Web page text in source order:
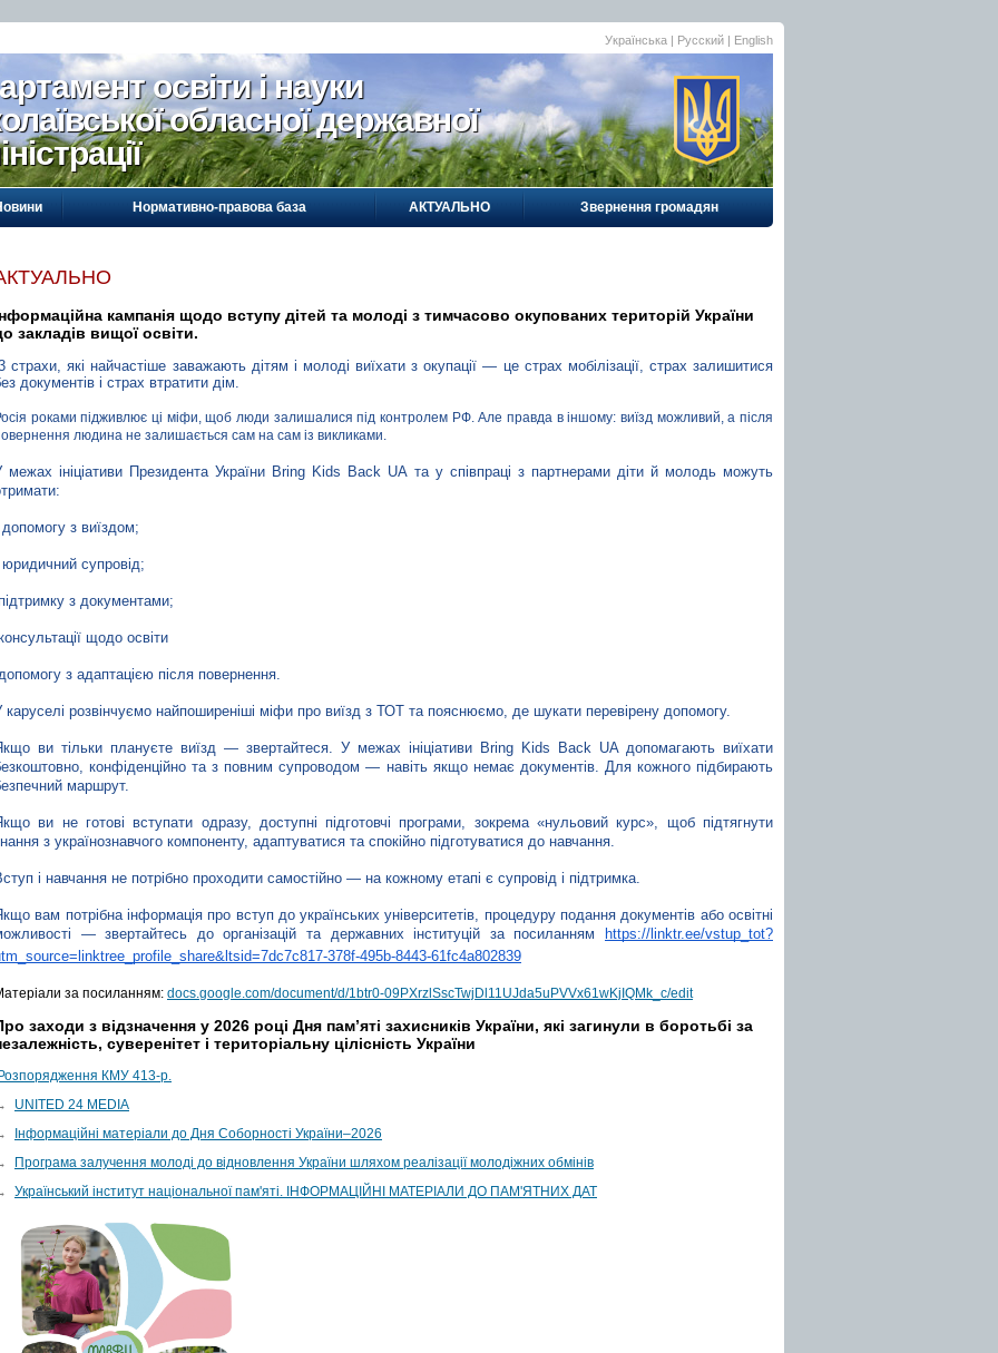
Українська | Русский | English
освіти і науки
обласної державної
Нормативно-правова база АКТУАЛЬНО Звернення громадян
кампанія щодо вступу дітей та молоді з тимчасово окупованих територій України
закладів вищої освіти.
страхи, які найчастіше заважають дітям і молоді виїхати з окупації — це страх мобілізації, страх залишитися
документів і страх втратити дім.
роками підживлює ці міфи, щоб люди залишалися під контролем РФ. Але правда в іншому: виїзд можливий, а після
людина не залишається сам на сам із викликами.
межах ініціативи Президента України Bring Kids Back UA та у співпраці з партнерами діти й молодь можуть
з виїздом;
супровід;
з документами;
щодо освіти
з адаптацією після повернення.
каруселі розвінчуємо найпоширеніші міфи про виїзд з ТОТ та пояснюємо, де шукати перевірену допомогу.
ви тільки плануєте виїзд — звертайтеся. У межах ініціативи Bring Kids Back UA допомагають виїхати
конфіденційно та з повним супроводом — навіть якщо немає документів. Для кожного підбирають
маршрут.
ви не готові вступати одразу, доступні підготовчі програми, зокрема «нульовий курс», щоб підтягнути
з українознавчого компоненту, адаптуватися та спокійно підготуватися до навчання.
і навчання не потрібно проходити самостійно — на кожному етапі є супровід і підтримка.
вам потрібна інформація про вступ до українських університетів, процедуру подання документів або освітні
— звертайтесь до організацій та державних інституцій за посиланням
https://linktr.ee/vstup_tot?
378f-495b-8443-61fc4a802839
за посиланням: docs.google.com/document/d/1btr0-09PXrzlSscTwjDl11UJda5uPVVx61wKjIQMk_c/edit
заходи з відзначення у 2026 році Дня пам’яті захисників України, які загинули в боротьбі за
суверенітет і територіальну цілісність України
КМУ 413-р.
UNITED 24 MEDIA
Інформаційні матеріали до Дня Соборності України–2026
Програма залучення молоді до відновлення України шляхом реалізації молодіжних обмінів
Український інститут національної пам'яті. ІНФОРМАЦІЙНІ МАТЕРІАЛИ ДО ПАМ'ЯТНИХ ДАТ